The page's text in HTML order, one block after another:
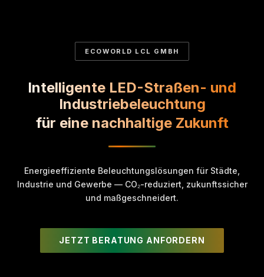
ECOWORLD LCL GMBH
Intelligente LED-Straßen- und
Industriebeleuchtung
für eine nachhaltige Zukunft
Energieeffiziente Beleuchtungslösungen für Städte,
Industrie und Gewerbe — CO₂-reduziert, zukunftssicher
und maßgeschneidert.
JETZT BERATUNG ANFORDERN